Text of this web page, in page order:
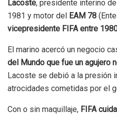
Lacoste, presidente interino
1981 y motor del EAM 78
vicepresidente FIFA entre
El marino acercó un negocio
del Mundo que fue un agujero
Lacoste se debió a la presión
atrocidades cometidas por el
Con o sin maquillaje, FIFA